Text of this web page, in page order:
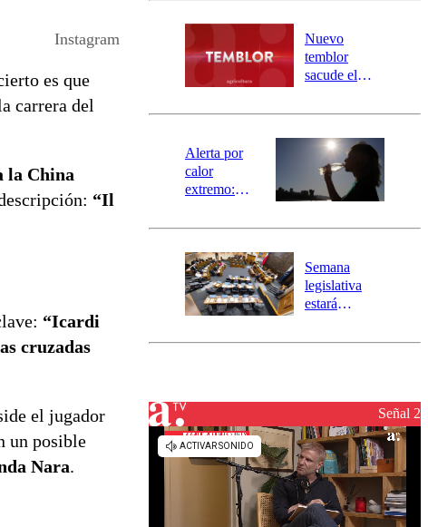
Instagram
es que
carrera del
la China
“Il
“Icardi
cruzadas
el jugador
un posible
Nara.
río Damas:
activa
mensajería
SAE
Nuevo
temblor
sacude el
revisa la
epicentro
Alerta por
calor
extremo:
activa Alerta
Preventiva en
tres comunas
Semana
legislativa
estará
el fin de la
reconstrucciónSeñal 2